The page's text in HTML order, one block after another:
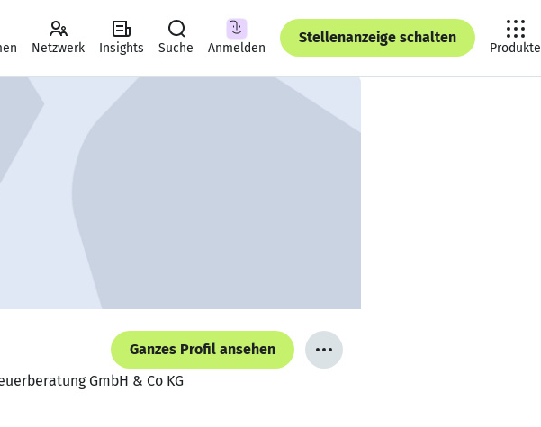
Netzwerk Insights Suche Anmelden
Stellenanzeige schalten
Produkte
Ganzes Profil ansehen
GmbH & Co KG